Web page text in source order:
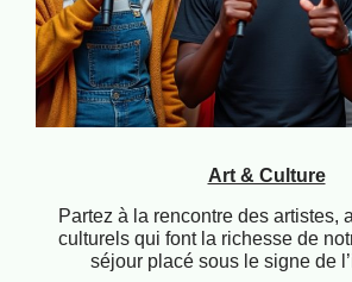
Art & Culture
Partez à la rencontre des artistes,
culturels qui font la richesse de
séjour placé sous le signe de